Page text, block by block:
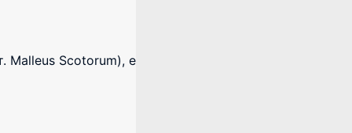
Malleus Scotorum), е